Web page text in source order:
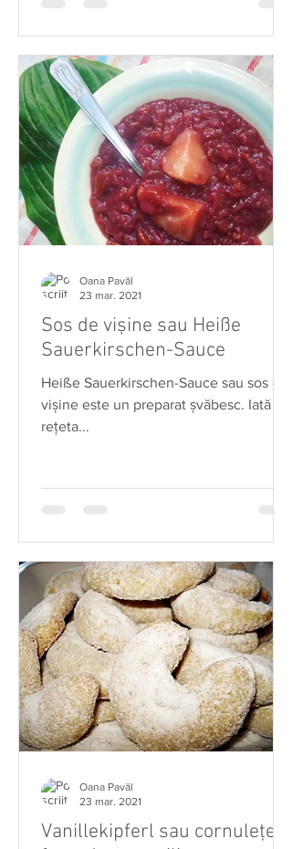
Sos de vișine sau Heiße
Sauerkirschen-Sauce
Heiße Sauerkirschen-Sauce sau sos de
vișine este un preparat șvăbesc. Iată
rețeta...
Oana Pavăl
23 mar. 2021
Vanillekipferl sau cornulețe
Oana Pavăl
23 mar. 2021